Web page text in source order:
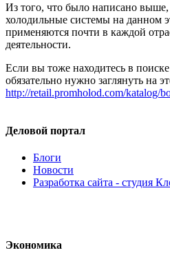
Из того, что было написано
холодильные системы на данном
применяются почти в каждой
деятельности.
Если вы тоже находитесь в
обязательно нужно заглянуть на
http://retail.promholod.com/katalog/
Деловой портал
Блоги
Новости
Разработка сайта - студия
Экономика